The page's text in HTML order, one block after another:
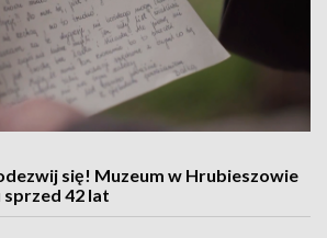
się! Muzeum w Hrubieszowie
42 lat